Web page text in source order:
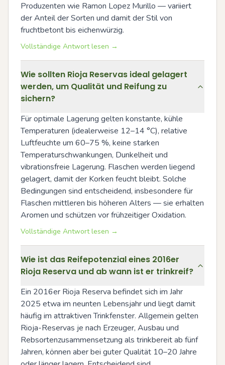
Produzenten wie Ramon Lopez Murillo — variiert
der Anteil der Sorten und damit der Stil von
fruchtbetont bis eichenwürzig.
Vollständige Antwort lesen →
Wie sollten Rioja Reservas ideal gelagert
werden, um Qualität und Reifung zu
sichern?
Für optimale Lagerung gelten konstante, kühle
Temperaturen (idealerweise 12–14 °C), relative
Luftfeuchte um 60–75 %, keine starken
Temperaturschwankungen, Dunkelheit und
vibrationsfreie Lagerung. Flaschen werden liegend
gelagert, damit der Korken feucht bleibt. Solche
Bedingungen sind entscheidend, insbesondere für
Flaschen mittleren bis höheren Alters — sie erhalten
Aromen und schützen vor frühzeitiger Oxidation.
Vollständige Antwort lesen →
Wie ist das Reifepotenzial eines 2016er
Rioja Reserva und ab wann ist er trinkreif?
Ein 2016er Rioja Reserva befindet sich im Jahr
2025 etwa im neunten Lebensjahr und liegt damit
häufig im attraktiven Trinkfenster. Allgemein gelten
Rioja-Reservas je nach Erzeuger, Ausbau und
Rebsortenzusammensetzung als trinkbereit ab fünf
Jahren, können aber bei guter Qualität 10–20 Jahre